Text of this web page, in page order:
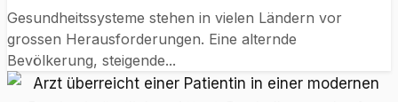
Gesundheitssysteme stehen in vielen Ländern vor
grossen Herausforderungen. Eine alternde
Bevölkerung, steigende...